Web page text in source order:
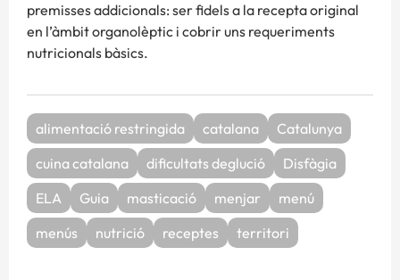
premisses addicionals: ser fidels a la recepta original
en l’àmbit organolèptic i cobrir uns requeriments
nutricionals bàsics.
alimentació restringida catalana
Catalunya
cuina catalana
dificultats deglució
Disfàgia
ELA
Guia masticació menjar
menú
menús
nutrició receptes territori